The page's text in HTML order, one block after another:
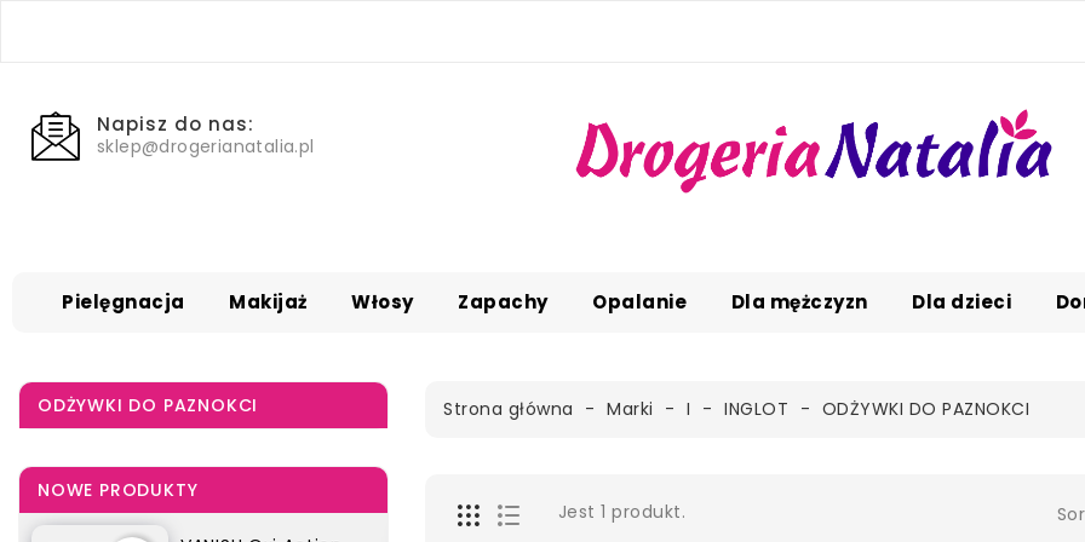
Napisz do nas:
sklep@drogerianatalia.pl
Pielęgnacja Makijaż Włosy Zapachy Opalanie Dla mężczyzn Dla dzieci
ODŻYWKI DO PAZNOKCI
NOWE PRODUKTY
Strona główna Marki I INGLOT ODŻYWKI DO PAZNOKCI
Jest 1 produkt.